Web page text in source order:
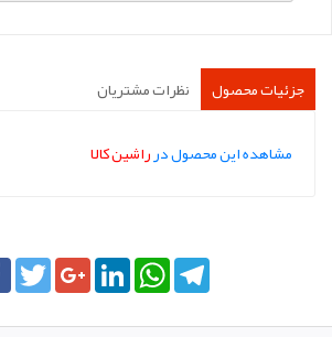
جزئیات محصول نظرات مشتریان
مشاهده این محصول درراشین کالا
FacebookTwitterGoogle+LinkedInWhatsApp